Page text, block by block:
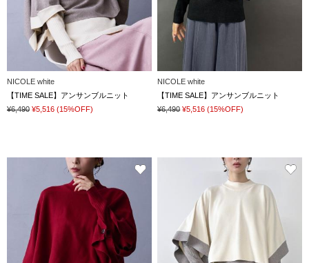
NICOLE white
【TIME SALE】アンサンブルニット
¥6,490 ¥5,516 (15%OFF)
NICOLE white
【TIME SALE】アンサンブルニット
¥6,490 ¥5,516 (15%OFF)